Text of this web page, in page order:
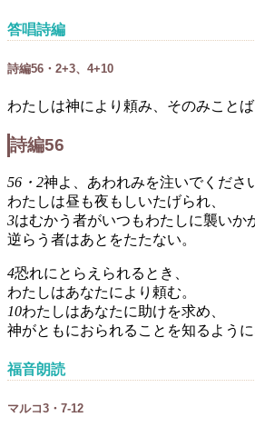
答唱詩編
詩編56・2+3、4+10
わたしは神により頼み、そのみことば
詩編56
56・2神よ、あわれみを注いでくださ
わたしは昼も夜もしいたげられ、
3はむかう者がいつもわたしに襲いか
逆らう者はあとをたたない。
4恐れにとらえられるとき、
わたしはあなたにより頼む。
10わたしはあなたに助けを求め、
神がともにおられることを知るように
福音朗読
マルコ3・7-12